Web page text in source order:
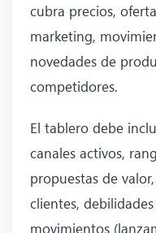
cubra precios,
marketing,
novedades de
competidores.
El tablero debe
canales activos,
propuestas de
clientes,
movimientos